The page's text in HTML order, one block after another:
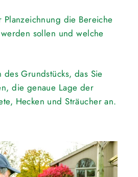
die Bereiche
sollen und welche
des Grundstücks, das Sie
die genaue Lage der
Hecken und Sträucher an.